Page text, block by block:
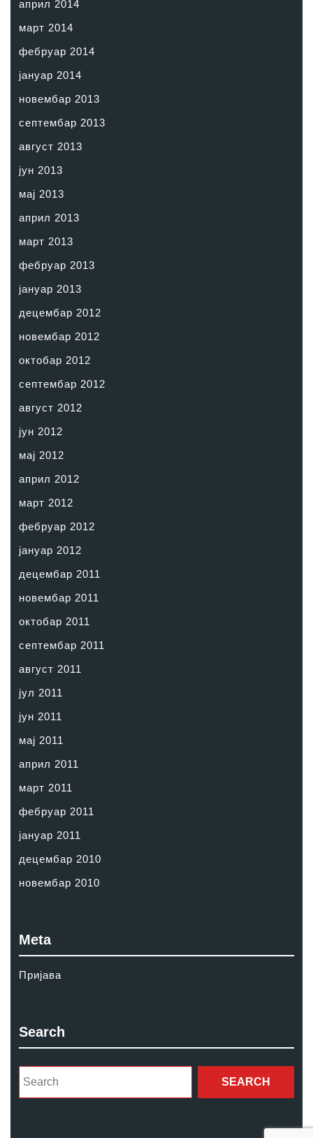
април 2014
март 2014
фебруар 2014
јануар 2014
новембар 2013
септембар 2013
август 2013
јун 2013
мај 2013
април 2013
март 2013
фебруар 2013
јануар 2013
децембар 2012
новембар 2012
октобар 2012
септембар 2012
август 2012
јун 2012
мај 2012
април 2012
март 2012
фебруар 2012
јануар 2012
децембар 2011
новембар 2011
октобар 2011
септембар 2011
август 2011
јул 2011
јун 2011
мај 2011
април 2011
март 2011
фебруар 2011
јануар 2011
децембар 2010
новембар 2010
Meta
Пријава
Search
for: